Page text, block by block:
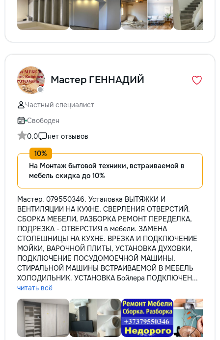
Мастер ГЕННАДИЙ
Частный специалист
Свободен
0,0
нет отзывов
На Монтаж бытовой техники, встраиваемой в
мебель скидка до 10%
Мастер. 079550346. Установка ВЫТЯЖКИ И
ВЕНТИЛЯЦИИ НА КУХНЕ, СВЕРЛЕНИЯ ОТВЕРСТИЙ.
СБОРКА МЕБЕЛИ, РАЗБОРКА РЕМОНТ ПЕРЕДЕЛКА,
ПОДРЕЗКА - ОТВЕРСТИЯ в мебели. ЗАМЕНА
СТОЛЕШНИЦЫ НА КУХНЕ. ВРЕЗКА И ПОДКЛЮЧЕНИЕ
МОЙКИ, ВАРОЧНОЙ ПЛИТЫ, УСТАНОВКА ДУХОВКИ,
ПОДКЛЮЧЕНИЕ ПОСУДОМОЕЧНОЙ МАШИНЫ,
СТИРАЛЬНОЙ МАШИНЫ ВСТРАИВАЕМОЙ В МЕБЕЛЬ
ХОЛОДИЛЬНИК. УСТАНОВКА Бойлера ПОДКЛЮЧЕН...
читать всё